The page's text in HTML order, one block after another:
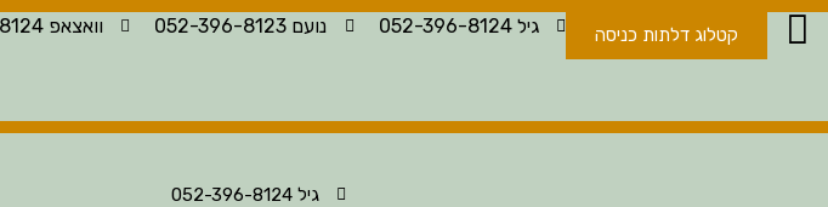
קטלוג דלתות כניסה גיל 052-396-8124 נועם 052-396-8123 וואצאפ 052-396-8124
גיל 052-396-8124